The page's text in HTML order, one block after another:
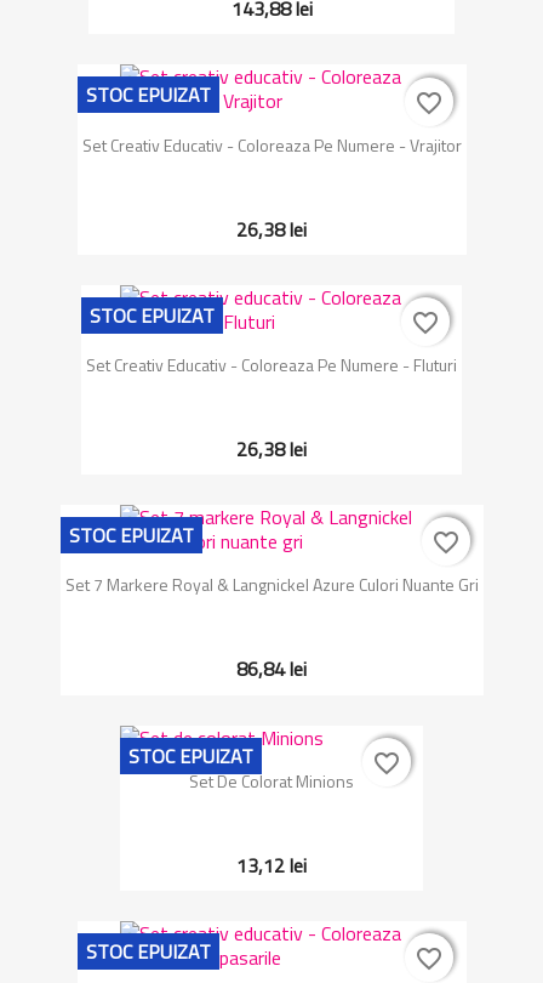
143,88 lei
Set Creativ Educativ - Coloreaza Pe Numere - Vrajitor
26,38 lei
STOC EPUIZAT favorite_border
favorite_border
Set Creativ Educativ - Coloreaza Pe Numere - Fluturi
26,38 lei
STOC EPUIZAT favorite_border
favorite_border
Set 7 Markere Royal & Langnickel Azure Culori Nuante Gri
86,84 lei
STOC EPUIZAT favorite_border
favorite_border
Set De Colorat Minions
13,12 lei
STOC EPUIZAT favorite_border
favorite_border
STOC EPUIZAT favorite_border
favorite_border